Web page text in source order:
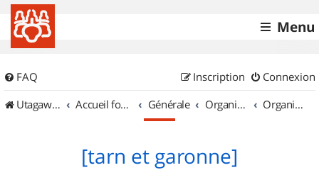
Menu
FAQ Connexion
Inscription
UtagawaVTT (Randos VTT et VTTAE avec traces GPS)
Accueil forum Générale Organisation de sorties & Recherche de partenaires Organisation de sorties en région Midi Pyrénées
[tarn et garonne]